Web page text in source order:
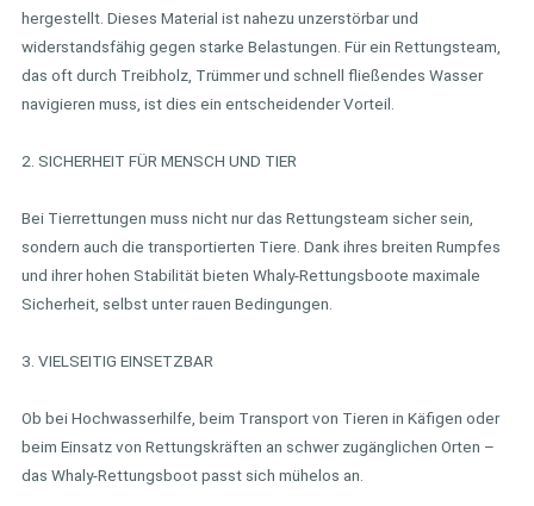
hergestellt. Dieses Material ist nahezu unzerstörbar und
widerstandsfähig gegen starke Belastungen. Für ein Rettungsteam,
das oft durch Treibholz, Trümmer und schnell fließendes Wasser
navigieren muss, ist dies ein entscheidender Vorteil.
2. SICHERHEIT FÜR MENSCH UND TIER
Bei Tierrettungen muss nicht nur das Rettungsteam sicher sein,
sondern auch die transportierten Tiere. Dank ihres breiten Rumpfes
und ihrer hohen Stabilität bieten Whaly-Rettungsboote maximale
Sicherheit, selbst unter rauen Bedingungen.
3. VIELSEITIG EINSETZBAR
Ob bei Hochwasserhilfe, beim Transport von Tieren in Käfigen oder
beim Einsatz von Rettungskräften an schwer zugänglichen Orten –
das Whaly-Rettungsboot passt sich mühelos an.